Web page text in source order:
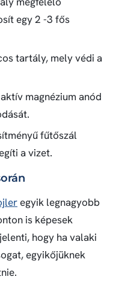
egy 2 -3 fős
tartály, mely védi a
magnézium anód
fűtőszál
a vizet.
egyik legnagyobb
is képesek
hogy ha valaki
egyikőjüknek